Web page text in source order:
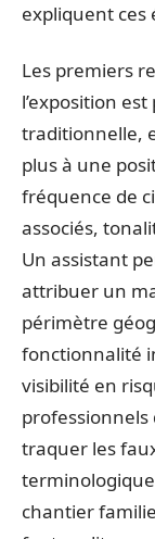
expliquent ces
Les premiers
l’exposition
traditionnelle,
plus à une
fréquence de
associés,
Un assistant
attribuer un
périmètre
fonctionnalité
visibilité en
professionnels
traquer les
chantier